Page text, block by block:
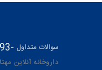
سوالات متداول -
داروخانه آنلاین